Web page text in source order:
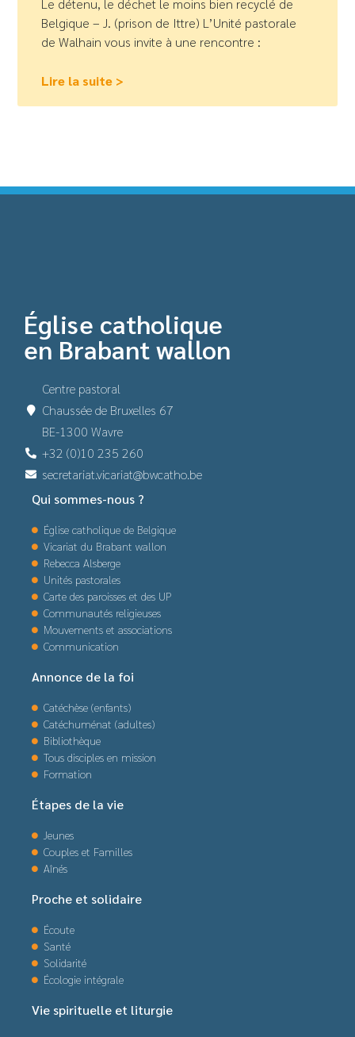
Le détenu, le déchet le moins bien recyclé de
Belgique – J. (prison de Ittre) L’Unité pastorale
de Walhain vous invite à une rencontre :
Lire la suite >
Église catholique
en Brabant wallon
Centre pastoral
Chaussée de Bruxelles 67
BE-1300 Wavre
+32 (0)10 235 260
secretariat.vicariat@bwcatho.be
Qui sommes-nous ?
Église catholique de Belgique
Vicariat du Brabant wallon
Rebecca Alsberge
Unités pastorales
Carte des paroisses et des UP
Communautés religieuses
Mouvements et associations
Communication
Annonce de la foi
Catéchèse (enfants)
Catéchuménat (adultes)
Bibliothèque
Tous disciples en mission
Formation
Étapes de la vie
Jeunes
Couples et Familles
Aînés
Proche et solidaire
Écoute
Santé
Solidarité
Écologie intégrale
Vie spirituelle et liturgie